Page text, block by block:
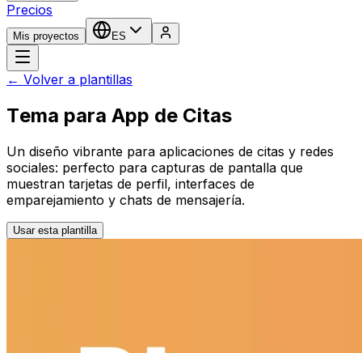
Precios
Mis proyectos ES
← Volver a plantillas
Tema para App de Citas
Un diseño vibrante para aplicaciones de citas y redes
sociales: perfecto para capturas de pantalla que
muestran tarjetas de perfil, interfaces de
emparejamiento y chats de mensajería.
Usar esta plantilla